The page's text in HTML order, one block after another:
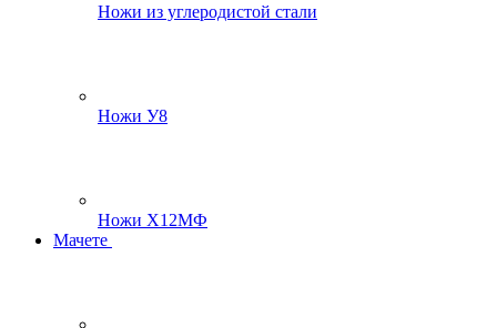
Ножи из углеродистой стали
Ножи У8
Ножи Х12МФ
Мачете